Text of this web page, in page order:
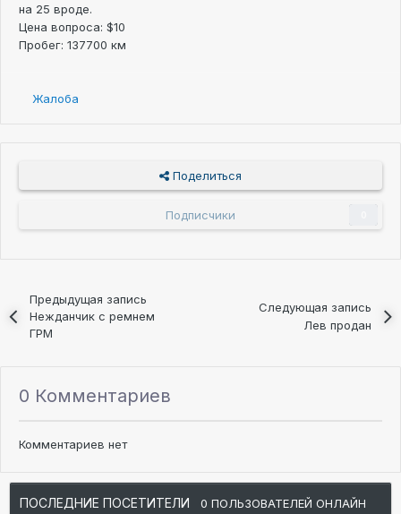
на 25 вроде.
Цена вопроса: $10
Пробег: 137700 км
Жалоба
Поделиться
Подписчики
Предыдущая запись
Нежданчик с ремнем
ГРМ
Следующая запись
Лев продан
0 Комментариев
Комментариев нет
ПОСЛЕДНИЕ ПОСЕТИТЕЛИ 0 ПОЛЬЗОВАТЕЛЕЙ ОНЛАЙН